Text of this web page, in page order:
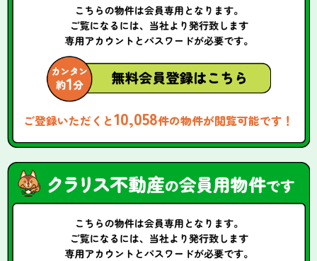
ご登録いただくと10,058件の物件が閲覧可能です！